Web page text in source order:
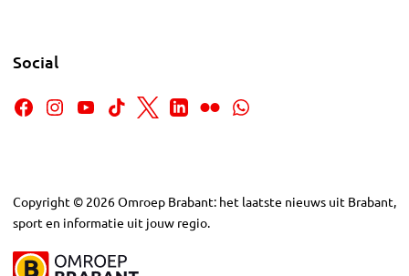
Social
Copyright © 2026Omroep Brabant: het laatste nieuws uit Brabant,
sport en informatie uit jouw regio.